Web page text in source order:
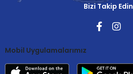
Bizi Takip Edin
Mobil Uygulamalarımız